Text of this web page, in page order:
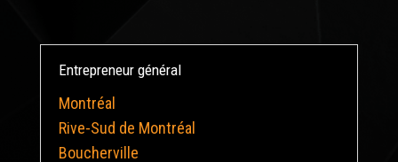
Entrepreneur général
Montréal
Rive-Sud de Montréal
Boucherville